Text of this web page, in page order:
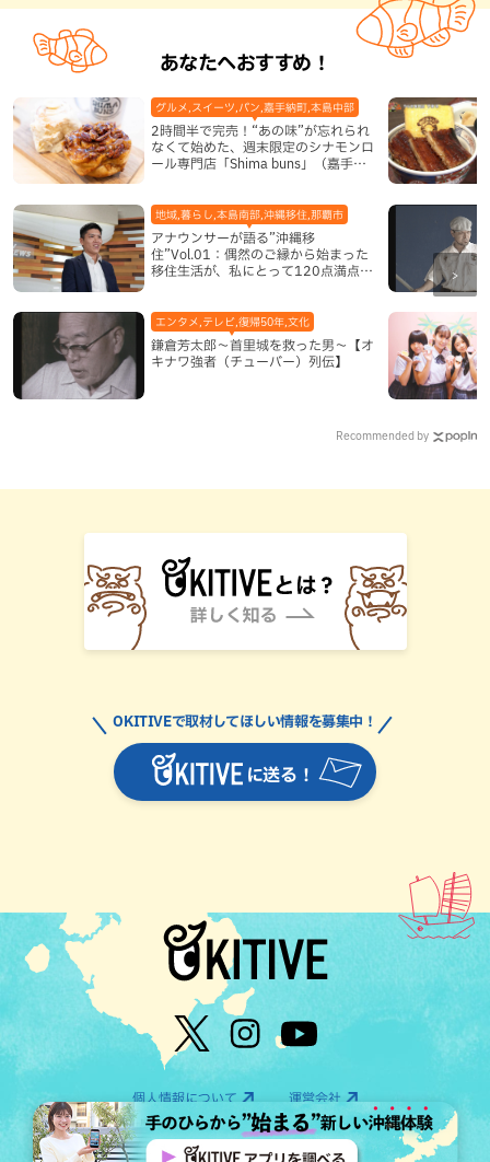
あなたへおすすめ！
2時間半で完売！“あの味”が忘れられ
なくて始めた、週末限定のシナモンロ
ール専門店「Shima buns」（嘉手納
グルメ,スイーツ,パン,嘉手納町,本島中部
アナウンサーが語る”沖縄移
住”Vol.01：偶然のご縁から始まった
移住生活が、私にとって120点満点に
地域,暮らし,本島南部,沖縄移住,那覇市
鎌倉芳太郎～首里城を救った男～【オ
キナワ強者（チューバー）列伝】
エンタメ,テレビ,復帰50年,文化
Recommended by
に送る！
OKITIVEで取材してほしい情報を募集中！
個人情報について 運営会社
©OTV CO.,LTD All Rights Reserved.